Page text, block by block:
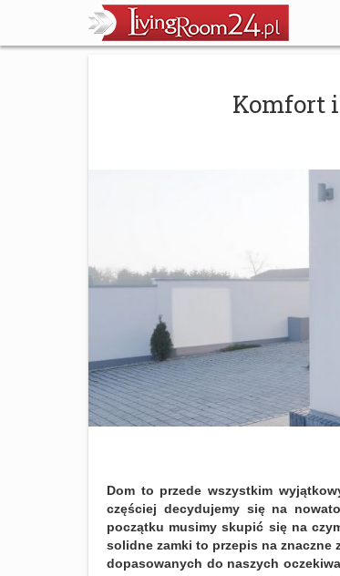
Komfort
Dom to przede wszystkim
częściej decydujemy się na
początku musimy skupić się na
solidne zamki to przepis na znaczne
dopasowanych do naszych